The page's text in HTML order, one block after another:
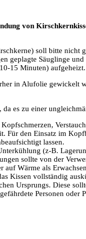
von
soll bitte nicht
geplagte Säuglinge
15 Minuten) aufgeheizt.
in Alufolie gewickelt
es zu einer
Für den Einsatz im
lassen.
(z-B.
sollte von der
Wärme als
Kissen vollständig
Ursprungs. Diese
Personen oder